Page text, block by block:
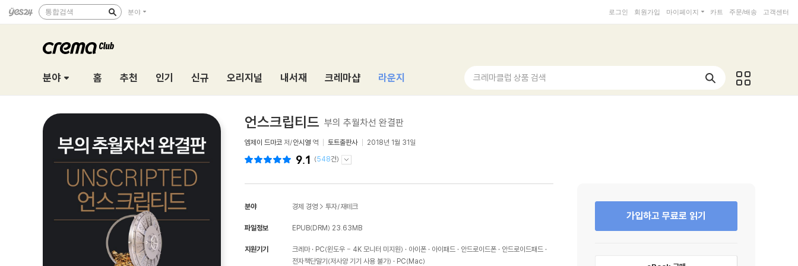
통합검색 분야 로그인 회원가입 마이페이지 카트 주문/배송 고객센터
분야 홈 추천 인기 신규 오리지널 내서재 크레마샵 라운지 크레마클럽 상품 검색
언스크립티드 부의 추월차선 완결판
엠제이 드마코 저/안시열 역 토트출판사 2018년 1월 31일
9.1 (548건)
분야 경제 경영 > 투자/재테크
파일정보 EPUB(DRM) 23.63MB
지원기기 크레마 PC(윈도우 - 4K 모니터 미지원) 아이폰 아이패드 안드로이드폰
안드로이드패드
전자책단말기(저사양 기기 사용 불가)
PC(Mac)
가입하고 무료로 읽기